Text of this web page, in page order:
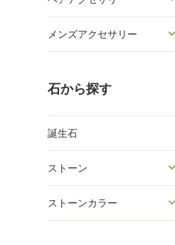
メンズアクセサリー
石から探す
誕生石
ストーン
ストーンカラー